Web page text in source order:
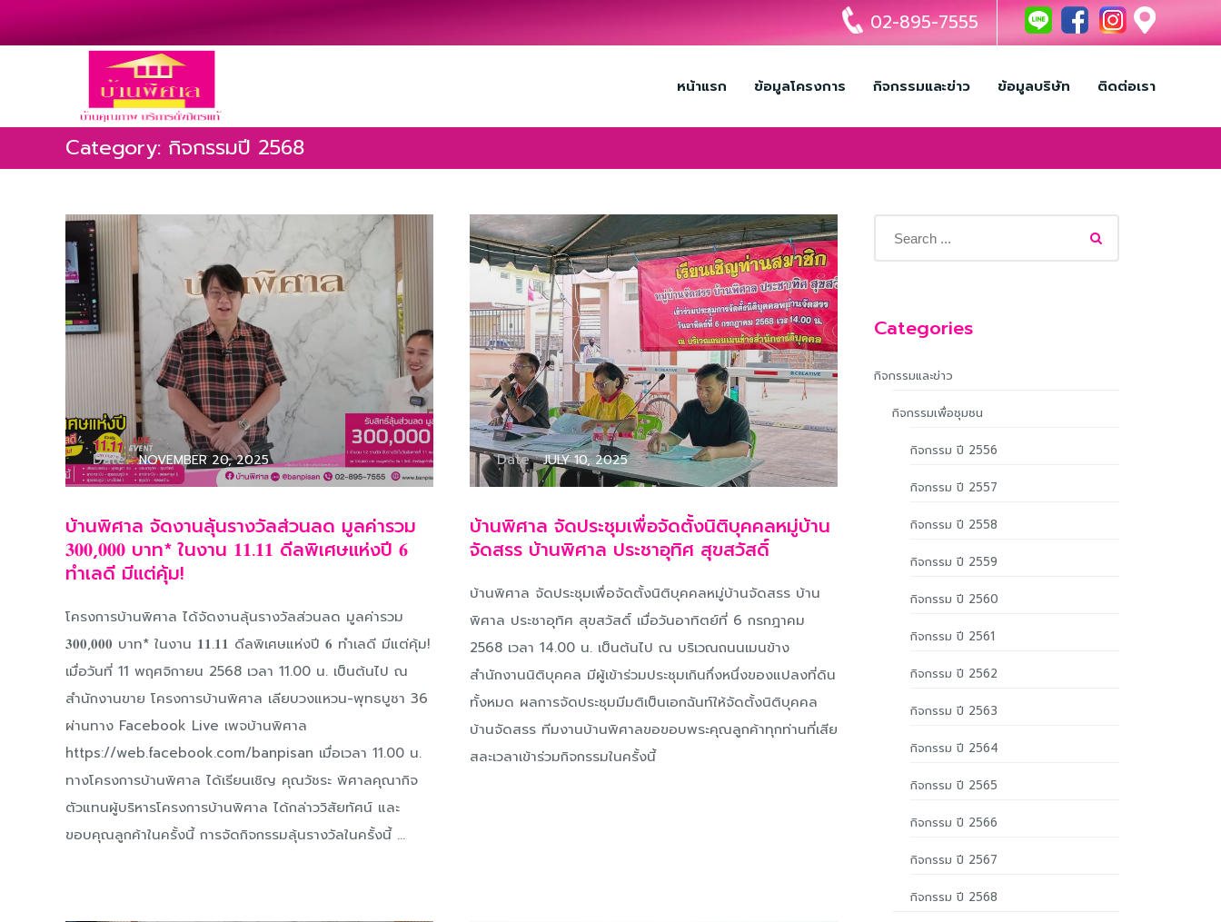
02-895-7555
หน้าแรก ข้อมูลโครงการ กิจกรรมและข่าว ข้อมูลบริษัท ติดต่อเรา
Category: กิจกรรมปี 2568
Date :NOVEMBER 20, 2025
บ้านพิศาล จัดงานลุ้นรางวัลส่วนลด มูลค่ารวม
𝟑𝟎𝟎,𝟎𝟎𝟎 บาท* ในงาน 𝟏𝟏.𝟏𝟏 ดีลพิเศษแห่งปี 𝟔
ทำเลดี มีแต่คุ้ม!
โครงการบ้านพิศาล ได้จัดงานลุ้นรางวัลส่วนลด มูลค่ารวม
𝟑𝟎𝟎,𝟎𝟎𝟎 บาท* ในงาน 𝟏𝟏.𝟏𝟏 ดีลพิเศษแห่งปี 𝟔 ทำเลดี มีแต่คุ้ม!
เมื่อวันที่ 11 พฤศจิกายน 2568 เวลา 11.00 น. เป็นต้นไป ณ
สำนักงานขาย โครงการบ้านพิศาล เลียบวงแหวน-พุทธบูชา 36
ผ่านทาง Facebook Live เพจบ้านพิศาล
https://web.facebook.com/banpisan เมื่อเวลา 11.00 น.
ทางโครงการบ้านพิศาล ได้เรียนเชิญ คุณวัชระ พิศาลคุณากิจ
ตัวแทนผู้บริหารโครงการบ้านพิศาล ได้กล่าววิสัยทัศน์ และ
ขอบคุณลูกค้าในครั้งนี้ การจัดกิจกรรมลุ้นรางวัลในครั้งนี้ ...
Date :JULY 10, 2025
บ้านพิศาล จัดประชุมเพื่อจัดตั้งนิติบุคคลหมู่บ้าน
จัดสรร บ้านพิศาล ประชาอุทิศ สุขสวัสดิ์
บ้านพิศาล จัดประชุมเพื่อจัดตั้งนิติบุคคลหมู่บ้านจัดสรร บ้าน
พิศาล ประชาอุทิศ สุขสวัสดิ์ เมื่อวันอาทิตย์ที่ 6 กรกฎาคม
2568 เวลา 14.00 น. เป็นต้นไป ณ บริเวณถนนเมนข้าง
สำนักงานนิติบุคคล มีผู้เข้าร่วมประชุมเกินกึ่งหนึ่งของแปลงที่ดิน
ทั้งหมด ผลการจัดประชุมมีมติเป็นเอกฉันท์ให้จัดตั้งนิติบุคคล
บ้านจัดสรร ทีมงานบ้านพิศาลขอขอบพระคุณลูกค้าทุกท่านที่เสีย
สละเวลาเข้าร่วมกิจกรรมในครั้งนี้
Categories
กิจกรรมและข่าว
กิจกรรมเพื่อชุมชน
กิจกรรม ปี 2556
กิจกรรม ปี 2557
กิจกรรม ปี 2558
กิจกรรม ปี 2559
กิจกรรม ปี 2560
กิจกรรม ปี 2561
กิจกรรม ปี 2562
กิจกรรม ปี 2563
กิจกรรม ปี 2564
กิจกรรม ปี 2565
กิจกรรม ปี 2566
กิจกรรม ปี 2567
กิจกรรม ปี 2568